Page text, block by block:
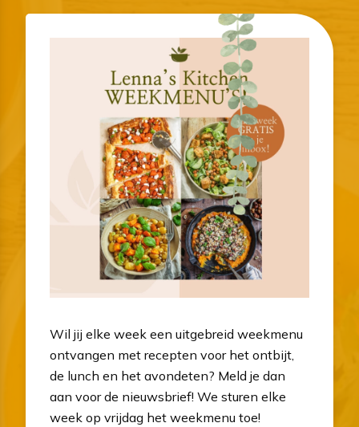
Wil jij elke week een uitgebreid weekmenu
ontvangen met recepten voor het ontbijt,
de lunch en het avondeten? Meld je dan
aan voor de nieuwsbrief! We sturen elke
week op vrijdag het weekmenu toe!